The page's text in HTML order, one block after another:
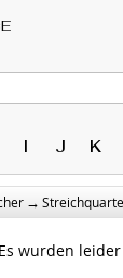
I J K
→
Es wurden